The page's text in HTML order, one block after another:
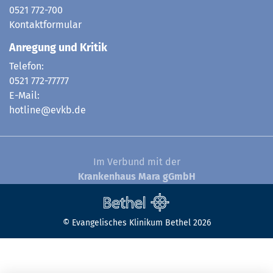
0521 772-700
Kontaktformular
Anregung und Kritik
Telefon:
0521 772-77777
E-Mail:
hotline@evkb.de
Im Verbund mit der
Krankenhaus Mara gGmbH
© Evangelisches Klinikum Bethel 2026